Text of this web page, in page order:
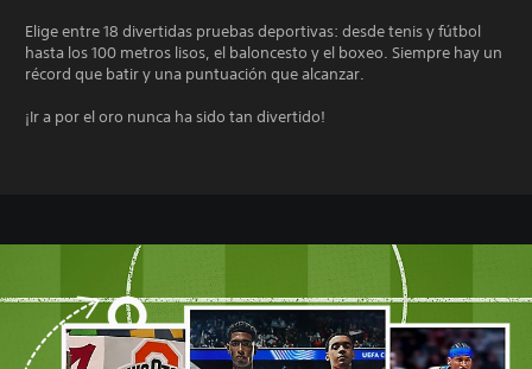
Elige entre 18 divertidas pruebas deportivas: desde tenis y fútbol
hasta los 100 metros lisos, el baloncesto y el boxeo. Siempre hay un
récord que batir y una puntuación que alcanzar.
¡Ir a por el oro nunca ha sido tan divertido!